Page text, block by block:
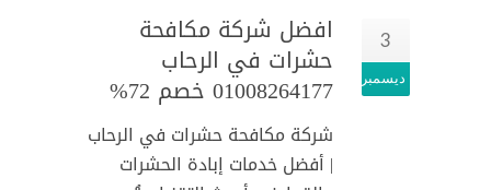
3
ديسمبر
افضل شركة مكافحة
حشرات في الرحاب
01008264177 خصم 72%
شركة مكافحة حشرات في الرحاب
| أفضل خدمات إبادة الحشرات